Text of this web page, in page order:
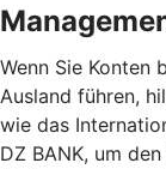
Wenn Sie Konten
Ausland führen,
wie das
DZ BANK, um